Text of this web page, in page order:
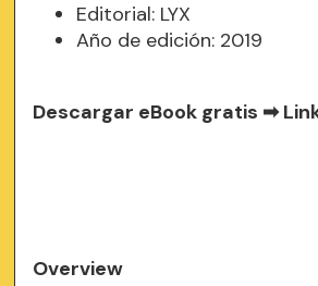
Editorial: LYX
Año de edición: 2019
Descargar eBook gratis ➡
Overview